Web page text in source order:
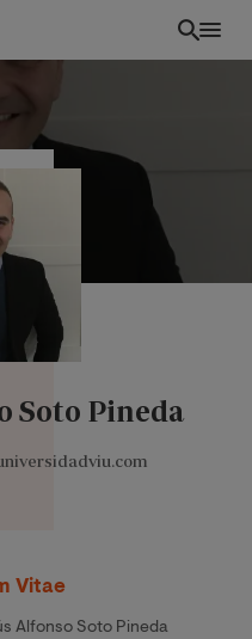
Soto Pineda
Vitae
Alfonso Soto Pineda